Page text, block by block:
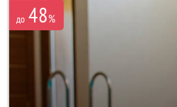
до 48%